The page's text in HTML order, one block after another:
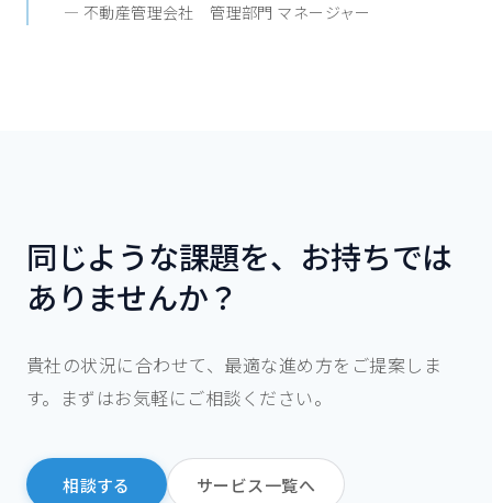
— 不動産管理会社 管理部門 マネージャー
同じような課題を、お持ちでは
ありませんか？
貴社の状況に合わせて、最適な進め方をご提案しま
す。まずはお気軽にご相談ください。
相談する サービス一覧へ